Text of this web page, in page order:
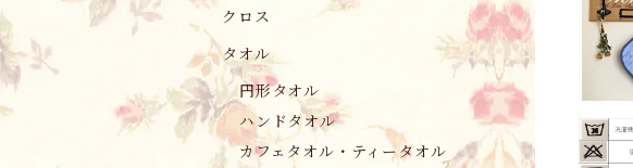
クロス
タオル
円形タオル
ハンドタオル
カフェタオル・ティータオル